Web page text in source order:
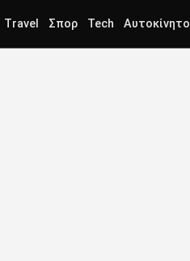
Travel Σπορ Tech Αυτοκίνητο